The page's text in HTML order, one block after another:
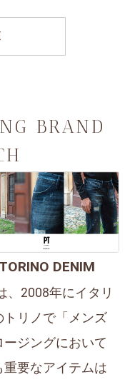
BRAND
DENIM
、2008年にイタリ
トリノで「メンズ
ージングにおいて
重要なアイテムは